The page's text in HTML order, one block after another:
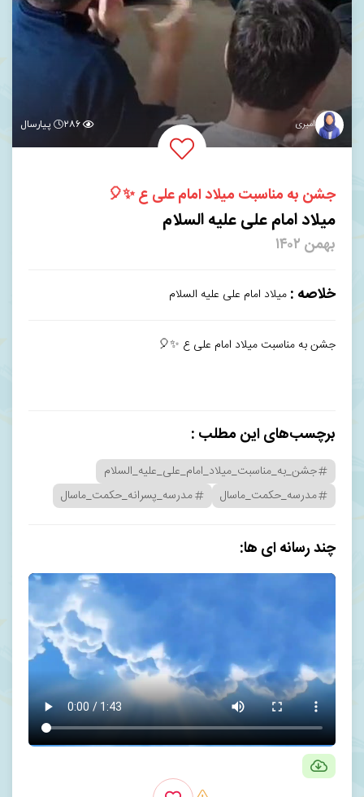
امیری ۲۸۶ پیارسال
جشن به مناسبت میلاد امام علی ع ✨️🎈
میلاد امام علی علیه السلام
بهمن ۱۴۰۲
خلاصه : میلاد امام علی علیه السلام
جشن به مناسبت میلاد امام علی ع ✨️🎈
برچسب‌های این مطلب :
جشن_به_مناسبت_میلاد_امام_علی_علیه_السلام
مدرسه_حکمت_ماسال
مدرسه_پسرانه_حکمت_ماسال
چند رسانه ای ها: